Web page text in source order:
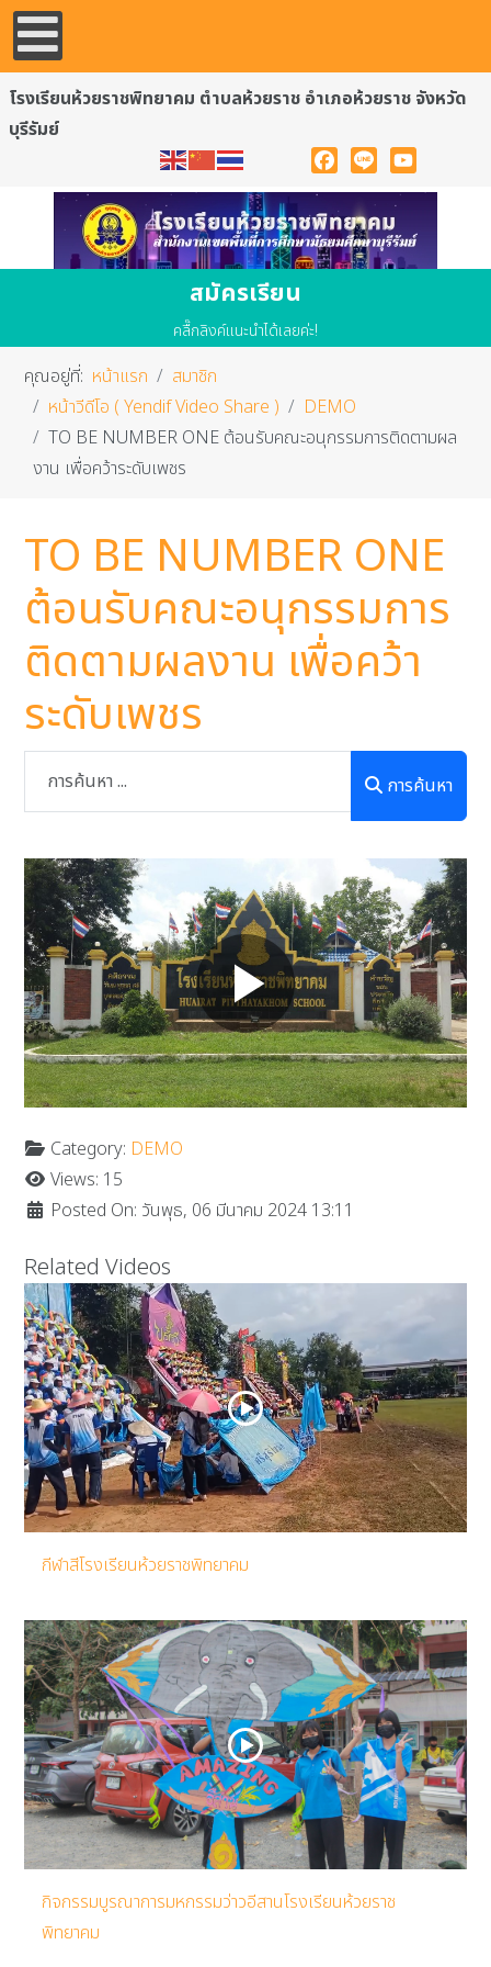
โรงเรียนห้วยราชพิทยาคม ตำบลห้วยราช อำเภอห้วยราช จังหวัด
บุรีรัมย์
Facebook
Line YouTube
สมัครเรียน
คลื๊กลิงค์แนะนำได้เลยค่ะ!
คุณอยู่ที่: หน้าแรก
สมาชิก
หน้าวีดีโอ ( Yendif Video Share )
DEMO
TO BE NUMBER ONE ต้อนรับคณะอนุกรรมการติดตามผล
งาน เพื่อคว้าระดับเพชร
TO BE NUMBER ONE
ต้อนรับคณะอนุกรรมการ
ติดตามผลงาน เพื่อคว้า
ระดับเพชร
การค้นหา
Category: DEMO
Views: 15
Posted On: วันพุธ, 06 มีนาคม 2024 13:11
Related Videos
กีฬาสีโรงเรียนห้วยราชพิทยาคม
กิจกรรมบูรณาการมหกรรมว่าวอีสานโรงเรียนห้วยราช
พิทยาคม